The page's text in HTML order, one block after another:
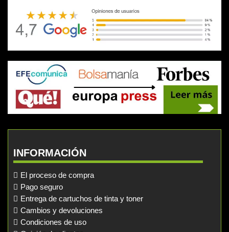
INFORMACIÓN
El proceso de compra
Pago seguro
Entrega de cartuchos de tinta y toner
Cambios y devoluciones
Condiciones de uso